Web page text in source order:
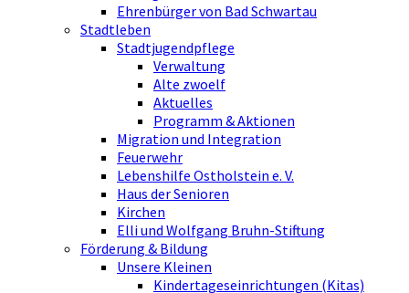
Ehrenbürger von Bad Schwartau
Stadtleben
Stadtjugendpflege
Verwaltung
Alte zwoelf
Aktuelles
Programm & Aktionen
Migration und Integration
Feuerwehr
Lebenshilfe Ostholstein e. V.
Haus der Senioren
Kirchen
Elli und Wolfgang Bruhn-Stiftung
Förderung & Bildung
Unsere Kleinen
Kindertageseinrichtungen (Kitas)